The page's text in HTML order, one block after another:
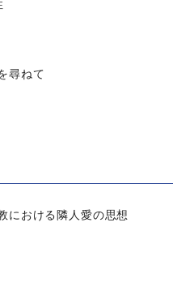
尋ねて
における隣人愛の思想